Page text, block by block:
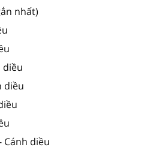
nhất)
diều
diều
Cánh diều